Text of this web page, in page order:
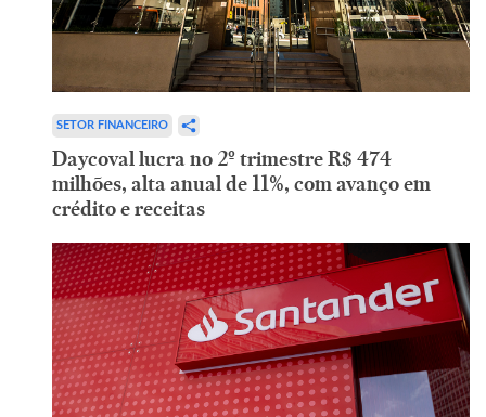
SETOR FINANCEIRO
Daycoval lucra no 2º trimestre R$ 474
milhões, alta anual de 11%, com avanço em
crédito e receitas